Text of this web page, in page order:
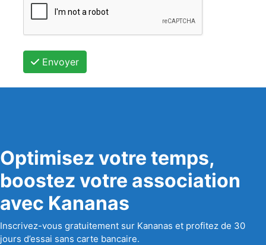
Envoyer
Optimisez votre temps,
boostez votre association
avec Kananas
Inscrivez-vous gratuitement sur Kananas et profitez de 30
jours d’essai sans carte bancaire.